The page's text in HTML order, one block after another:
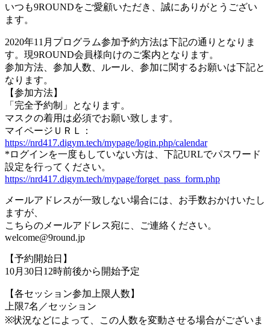
いつも9ROUNDをご愛顧いただき、誠にありがとうござい
ます。
2020年11月プログラム参加予約方法は下記の通りとなりま
す。現9ROUND会員様向けのご案内となります。
参加方法、参加人数、ルール、参加に関するお願いは下記と
なります。
【参加方法】
「完全予約制」となります。
マスクの着用は必須でお願い致します。
マイページＵＲＬ：
https://nrd417.digym.tech/mypage/login.php/calendar
*ログインを一度もしていない方は、下記URLでパスワード
設定を行ってください。
https://nrd417.digym.tech/mypage/forget_pass_form.php
メールアドレスが一致しない場合には、お手数おかけいたし
ますが、
こちらのメールアドレス宛に、ご連絡ください。
welcome@9round.jp
【予約開始日】
10月30日12時前後から開始予定
【各セッション参加上限人数】
上限7名／セッション
※状況などによって、この人数を変動させる場合がございま